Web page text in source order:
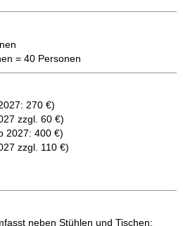
= 40 Personen
270 €)
zzgl. 60 €)
2027: 400 €)
zzgl. 110 €)
neben Stühlen und Tischen: